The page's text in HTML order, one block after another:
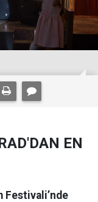
EN
Festivali’nde